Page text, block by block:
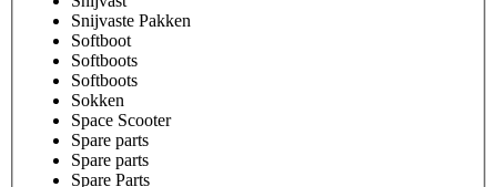
Snijvaste Pakken
Softboot
Softboots
Softboots
Sokken
Space Scooter
Spare parts
Spare parts
Spare Parts